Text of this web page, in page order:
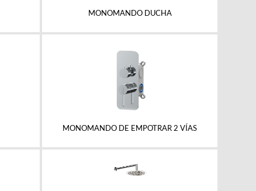
MONOMANDO DUCHA
MONOMANDO DE EMPOTRAR 2 VÍAS